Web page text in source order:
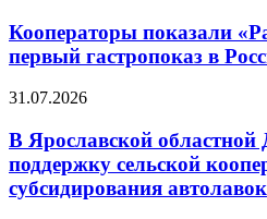
Кооператоры показали
первый гастропоказ в
31.07.2026
В Ярославской областной
поддержку сельской
субсидирования автолавок